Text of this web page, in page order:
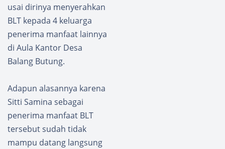
usai dirinya menyerahkan
BLT kepada 4 keluarga
penerima manfaat lainnya
di Aula Kantor Desa
Balang Butung.
Adapun alasannya karena
Sitti Samina sebagai
penerima manfaat BLT
tersebut sudah tidak
mampu datang langsung